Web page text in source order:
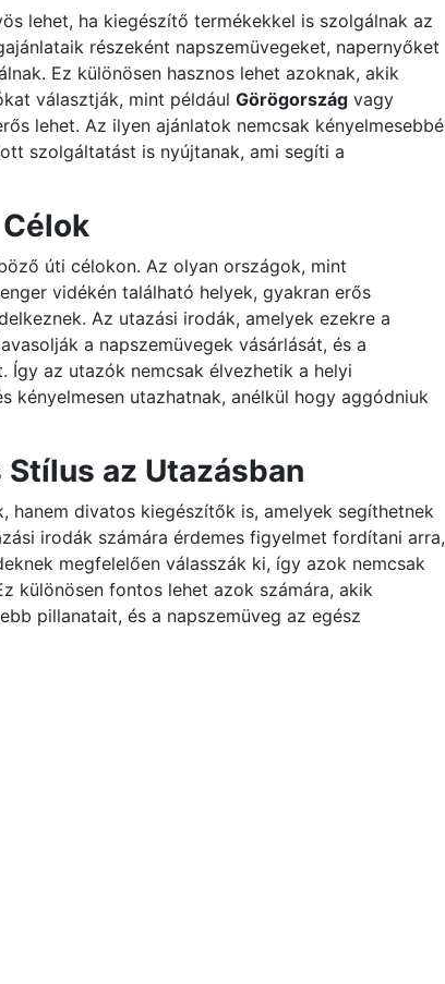
lehet, ha kiegészítő termékekkel is szolgálnak az
részeként napszemüvegeket, napernyőket
Ez különösen hasznos lehet azoknak, akik
választják, mint például Görögország vagy
lehet. Az ilyen ajánlatok nemcsak kényelmesebbé
szolgáltatást is nyújtanak, ami segíti a
úti célokon. Az olyan országok, mint
vidékén található helyek, gyakran erős
Az utazási irodák, amelyek ezekre a
a napszemüvegek vásárlását, és a
Így az utazók nemcsak élvezhetik a helyi
kényelmesen utazhatnak, anélkül hogy aggódniuk
az Utazásban
hanem divatos kiegészítők is, amelyek segíthetnek
irodák számára érdemes figyelmet fordítani arra,
megfelelően válasszák ki, így azok nemcsak
különösen fontos lehet azok számára, akik
pillanatait, és a napszemüveg az egész